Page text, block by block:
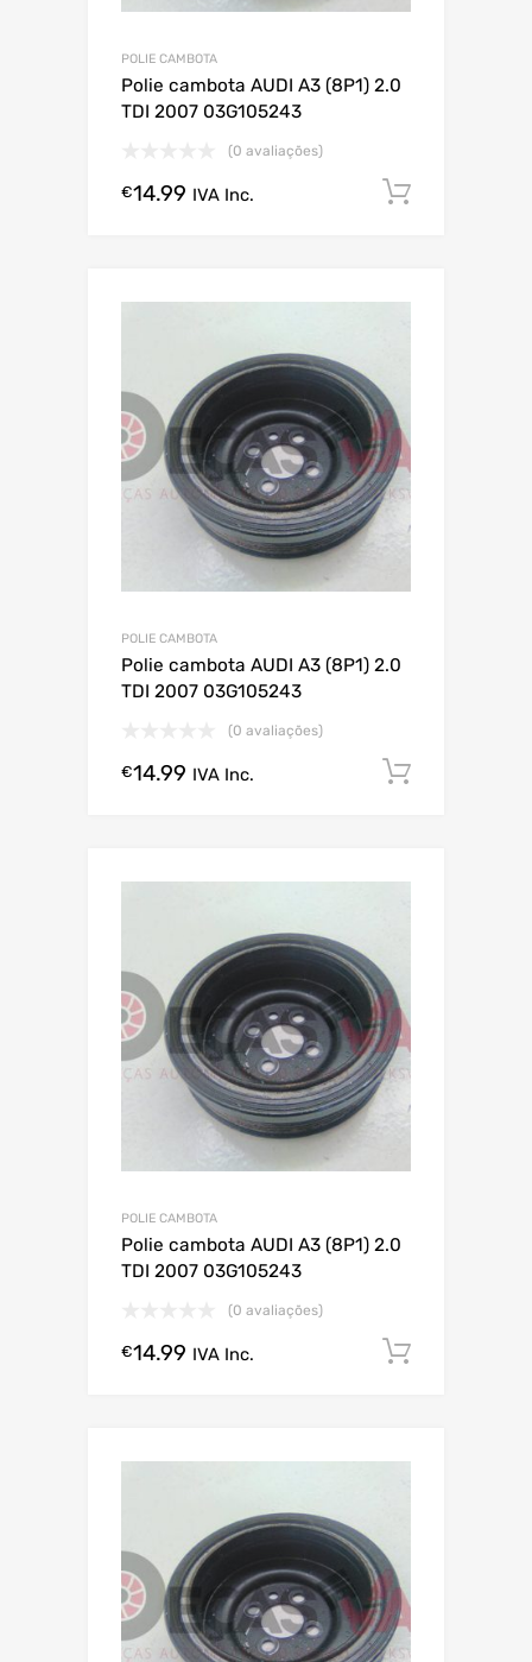
POLIE CAMBOTA
Polie cambota AUDI A3 (8P1) 2.0
TDI 2007 03G105243
(0 avaliações)
€14.99 IVA Inc.
POLIE CAMBOTA
Polie cambota AUDI A3 (8P1) 2.0
TDI 2007 03G105243
(0 avaliações)
€14.99 IVA Inc.
POLIE CAMBOTA
Polie cambota AUDI A3 (8P1) 2.0
TDI 2007 03G105243
(0 avaliações)
€14.99 IVA Inc.